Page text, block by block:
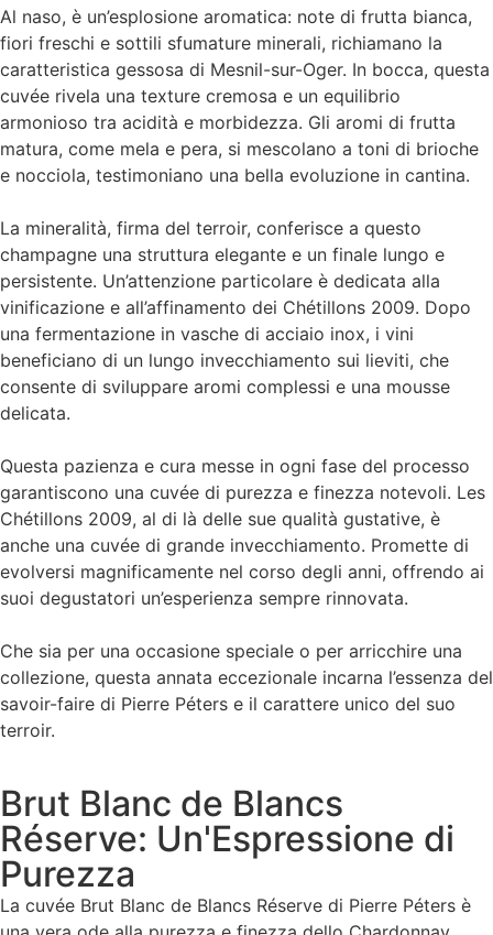
Al naso, è un’esplosione aromatica: note di frutta bianca,
fiori freschi e sottili sfumature minerali, richiamano la
caratteristica gessosa di Mesnil-sur-Oger. In bocca, questa
cuvée rivela una texture cremosa e un equilibrio
armonioso tra acidità e morbidezza. Gli aromi di frutta
matura, come mela e pera, si mescolano a toni di brioche
e nocciola, testimoniano una bella evoluzione in cantina.
La mineralità, firma del terroir, conferisce a questo
champagne una struttura elegante e un finale lungo e
persistente. Un’attenzione particolare è dedicata alla
vinificazione e all’affinamento dei Chétillons 2009. Dopo
una fermentazione in vasche di acciaio inox, i vini
beneficiano di un lungo invecchiamento sui lieviti, che
consente di sviluppare aromi complessi e una mousse
delicata.
Questa pazienza e cura messe in ogni fase del processo
garantiscono una cuvée di purezza e finezza notevoli. Les
Chétillons 2009, al di là delle sue qualità gustative, è
anche una cuvée di grande invecchiamento. Promette di
evolversi magnificamente nel corso degli anni, offrendo ai
suoi degustatori un’esperienza sempre rinnovata.
Che sia per una occasione speciale o per arricchire una
collezione, questa annata eccezionale incarna l’essenza del
savoir-faire di Pierre Péters e il carattere unico del suo
terroir.
Brut Blanc de Blancs
Réserve: Un'Espressione di
Purezza
La cuvée Brut Blanc de Blancs Réserve di Pierre Péters è